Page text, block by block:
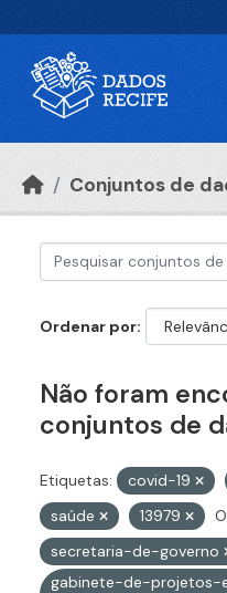
Conjuntos de
Ordenar por
Não foram
conjuntos de
Etiquetas: covid-19
saúde
13979
secretaria-de-governo
gabinete-de-projetos-